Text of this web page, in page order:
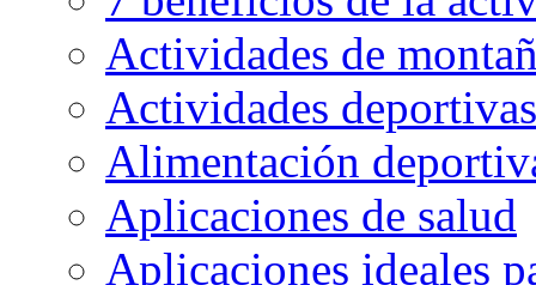
Actividades de
Actividades
Alimentación
Aplicaciones de salud
Aplicaciones ideales